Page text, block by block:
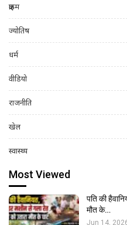
क्राइम
ज्योतिष
धर्म
वीडियो
राजनीति
खेल
स्वास्थ्य
Most Viewed
पति की
मौत के…
Jun 14,